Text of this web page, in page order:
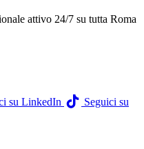
attivo 24/7 su tutta Roma
su LinkedIn
Seguici su